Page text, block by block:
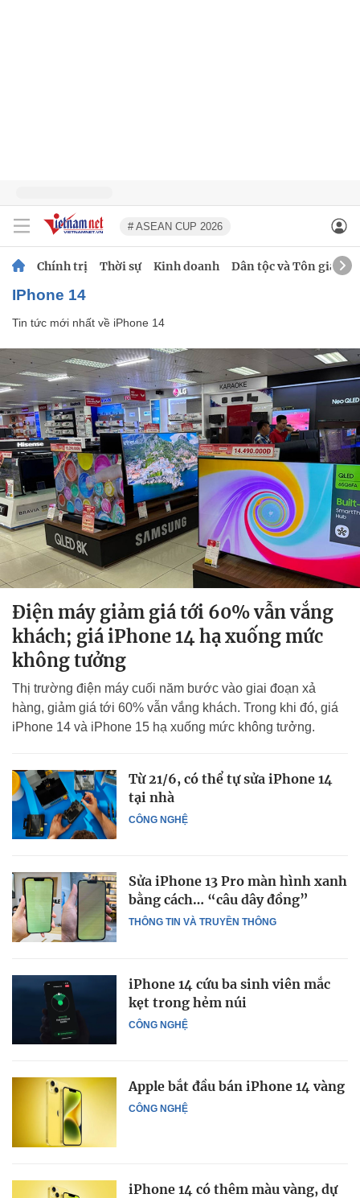
# ASEAN CUP 2026
Chính trị Thời sự Kinh doanh Dân tộc và Tôn giáo
iPhone 14
Tin tức mới nhất về iPhone 14
Điện máy giảm giá tới 60% vẫn vắng
khách; giá iPhone 14 hạ xuống mức
không tưởng
Thị trường điện máy cuối năm bước vào giai đoạn xả
hàng, giảm giá tới 60% vẫn vắng khách. Trong khi đó, giá
iPhone 14 và iPhone 15 hạ xuống mức không tưởng.
CÔNG NGHỆ
Từ 21/6, có thể tự sửa iPhone 14
tại nhà
THÔNG TIN VÀ TRUYỀN THÔNG
Sửa iPhone 13 Pro màn hình xanh
bằng cách… “câu dây đồng”
CÔNG NGHỆ
iPhone 14 cứu ba sinh viên mắc
kẹt trong hẻm núi
CÔNG NGHỆ
Apple bắt đầu bán iPhone 14 vàng
iPhone 14 có thêm màu vàng, dự